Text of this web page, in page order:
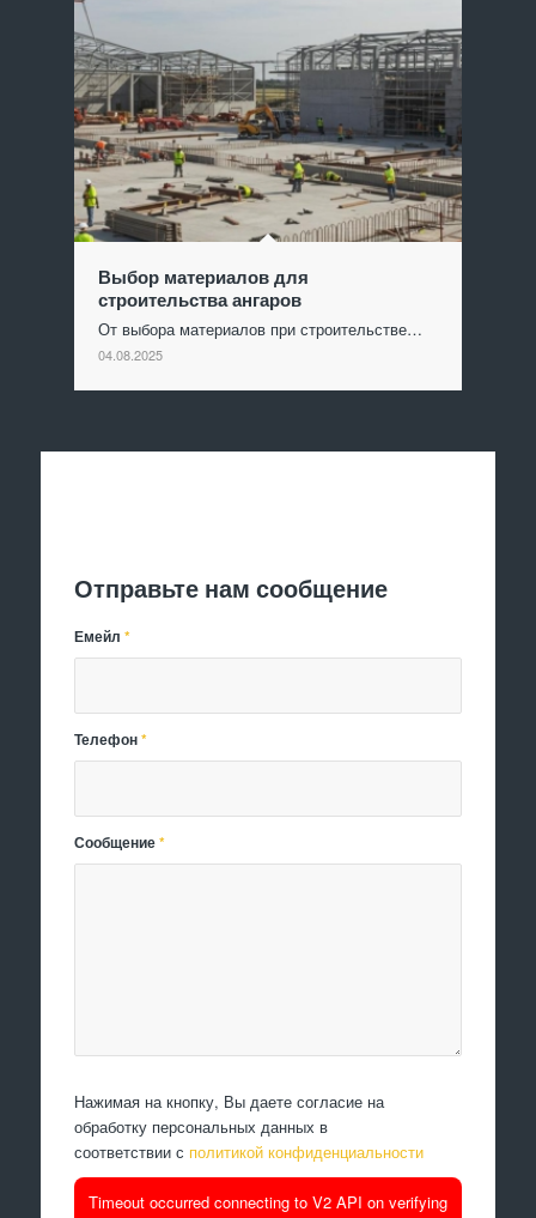
Выбор материалов для
строительства ангаров
От выбора материалов при строительстве…
04.08.2025
Отправьте нам сообщение
Емейл*
Телефон*
Сообщение*
Нажимая на кнопку, Вы даете согласие на
обработку персональных данных в
соответствии с политикой конфиденциальности
Timeout occurred connecting to V2 API on verifying